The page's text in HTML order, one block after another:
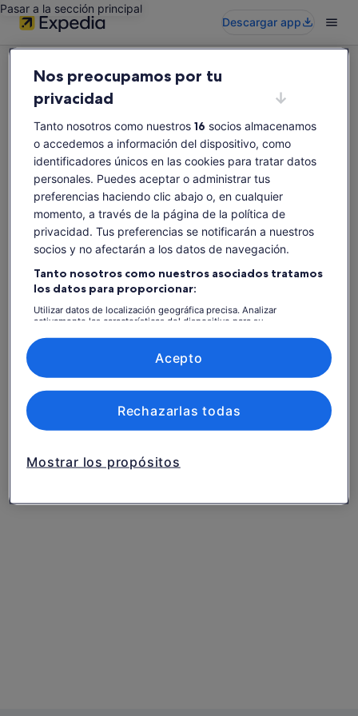
Pasar a la sección principal
Descargar app
Vaya, parece que esta actividad no está
disponible
Prueba a buscar otras.
Buscar de nuevo
Nos preocupamos por tu
privacidad
Tanto nosotros como nuestros 16 socios almacenamos
o accedemos a información del dispositivo, como
identificadores únicos en las cookies para tratar datos
personales. Puedes aceptar o administrar tus
preferencias haciendo clic abajo o, en cualquier
momento, a través de la página de la política de
privacidad. Tus preferencias se notificarán a nuestros
socios y no afectarán a los datos de navegación.
Tanto nosotros como nuestros asociados tratamos
los datos para proporcionar:
Utilizar datos de localización geográfica precisa. Analizar
activamente las características del dispositivo para su
acceder a ella. Publicidad y contenido personalizados, medición de
publicidad y contenido, investigación de audiencia y desarrollo de
Lista de asociados (proveedores)
Mostrar los propósitos
Rechazarlas todas
Acepto